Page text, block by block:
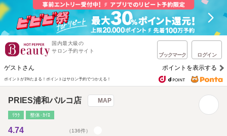
国内最大級の
サロン予約サイト
ブックマーク ログイン
ゲストさん ポイントを表示する
ポイントが1%たまる！ ポイントはサロン予約でつかえる！
PRIES浦和パルコ店 MAP
ﾘﾗｸ 整体･ｶｲﾛ
4.74 （136件）